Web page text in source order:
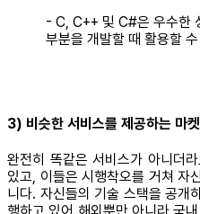
- C, C++ 및 C#은 우수한
부분을 개발할 때 활용할
3) 비슷한 서비스를 제공하는 마
완전히 똑같은 서비스가 아니더
있고, 이들은 시행착오를 거쳐 자
니다. 자신들의 기술 스택을 공